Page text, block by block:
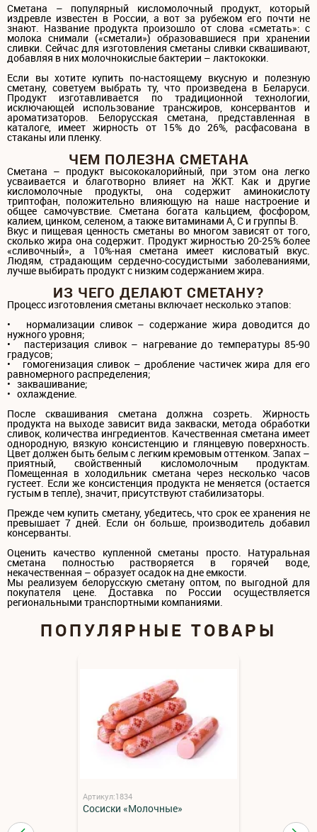
Сметана – популярный кисломолочный продукт, который
издревле известен в России, а вот за рубежом его почти не
знают. Название продукта произошло от слова «сметать»: с
молока снимали («сметали») образовавшиеся при хранении
сливки. Сейчас для изготовления сметаны сливки сквашивают,
добавляя в них молочнокислые бактерии – лактококки.
Если вы хотите купить по-настоящему вкусную и полезную
сметану, советуем выбрать ту, что произведена в Беларуси.
Продукт изготавливается по традиционной технологии,
исключающей использование трансжиров, консервантов и
ароматизаторов. Белорусская сметана, представленная в
каталоге, имеет жирность от 15% до 26%, расфасована в
стаканы или пленку.
ЧЕМ ПОЛЕЗНА СМЕТАНА
Сметана – продукт высококалорийный, при этом она легко
усваивается и благотворно влияет на ЖКТ. Как и другие
кисломолочные продукты, она содержит аминокислоту
триптофан, положительно влияющую на наше настроение и
общее самочувствие. Сметана богата кальцием, фосфором,
калием, цинком, селеном, а также витаминами A, С и группы В.
Вкус и пищевая ценность сметаны во многом зависят от того,
сколько жира она содержит. Продукт жирностью 20-25% более
«сливочный», а 10%-ная сметана имеет кисловатый вкус.
Людям, страдающим сердечно-сосудистыми заболеваниями,
лучше выбирать продукт с низким содержанием жира.
ИЗ ЧЕГО ДЕЛАЮТ СМЕТАНУ?
Процесс изготовления сметаны включает несколько этапов:
• нормализации сливок – содержание жира доводится до
нужного уровня;
• пастеризация сливок – нагревание до температуры 85-90
градусов;
• гомогенизация сливок – дробление частичек жира для его
равномерного распределения;
• заквашивание;
• охлаждение.
После сквашивания сметана должна созреть. Жирность
продукта на выходе зависит вида закваски, метода обработки
сливок, количества ингредиентов. Качественная сметана имеет
однородную, вязкую консистенцию и глянцевую поверхность.
Цвет должен быть белым с легким кремовым оттенком. Запах –
приятный, свойственный кисломолочным продуктам.
Помещенная в холодильник сметана через несколько часов
густеет. Если же консистенция продукта не меняется (остается
густым в тепле), значит, присутствуют стабилизаторы.
Прежде чем купить сметану, убедитесь, что срок ее хранения не
превышает 7 дней. Если он больше, производитель добавил
консерванты.
Оценить качество купленной сметаны просто. Натуральная
сметана полностью растворяется в горячей воде,
некачественная – образует осадок на дне емкости.
Мы реализуем белорусскую сметану оптом, по выгодной для
покупателя цене. Доставка по России осуществляется
региональными транспортными компаниями.
ПОПУЛЯРНЫЕ ТОВАРЫ
Артикул:1834
Сосиски «Молочные»